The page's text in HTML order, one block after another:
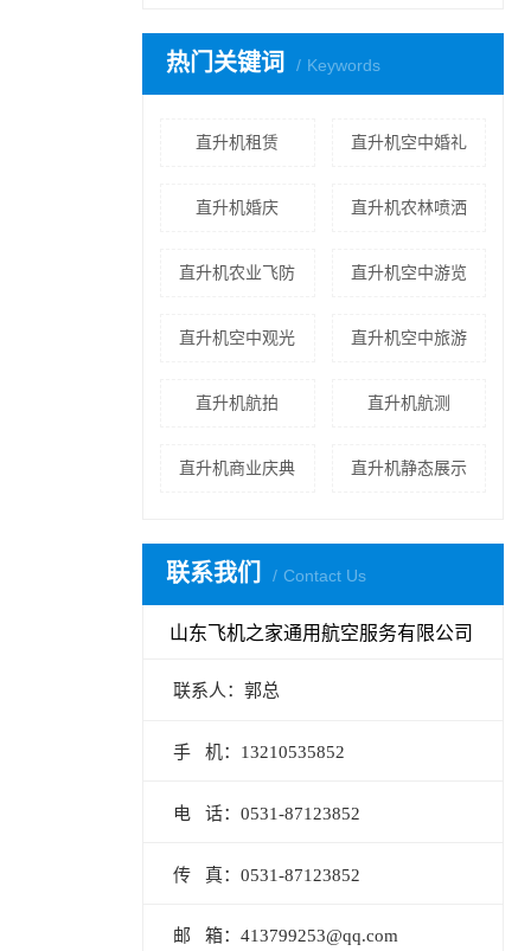
热门关键词 Keywords
直升机租赁 直升机空中婚礼
直升机婚庆 直升机农林喷洒
直升机农业飞防 直升机空中游览
直升机空中观光 直升机空中旅游
直升机航拍 直升机航测
直升机商业庆典 直升机静态展示
联系我们 Contact Us
山东飞机之家通用航空服务有限公司
联系人：郭总
手 机：13210535852
电 话：0531-87123852
传 真：0531-87123852
邮 箱：413799253@qq.com